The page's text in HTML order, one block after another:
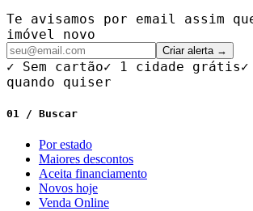
Te avisamos por email assim
imóvel novo
Criar alerta →
✓ Sem cartão✓ 1 cidade grátis✓
quando quiser
01 / Buscar
Por estado
Maiores descontos
Aceita financiamento
Novos hoje
Venda Online